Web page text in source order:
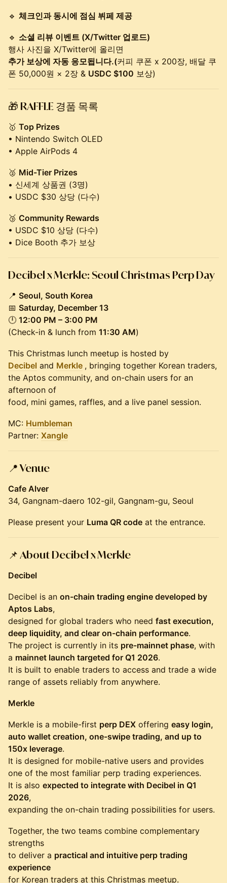
🔹 체크인과 동시에 점심 뷔페 제공
🔹 소셜 리뷰 이벤트 (X/Twitter 업로드)
행사 사진을 X/Twitter에 올리면
추가 보상에 자동 응모됩니다.(커피 쿠폰 x 200장, 배달 쿠
폰 50,000원 × 2장 & USDC $100 보상)
🎁 RAFFLE경품 목록
🥇 Top Prizes
• Nintendo Switch OLED
• Apple AirPods 4
🥈 Mid-Tier Prizes
• 신세계 상품권 (3명)
• USDC $30 상당 (다수)
🥉 Community Rewards
• USDC $10 상당 (다수)
• Dice Booth 추가 보상
Decibel x Merkle: Seoul Christmas Perp Day
📍 Seoul, South Korea
📅 Saturday, December 13
🕛 12:00 PM – 3:00 PM
(Check-in & lunch from 11:30 AM)
This Christmas lunch meetup is hosted by
Decibel and Merkle , bringing together Korean traders,
the Aptos community, and on-chain users for an
afternoon of
food, mini games, raffles, and a live panel session.
MC: Humbleman
Partner: Xangle
📍Venue
Cafe Alver
34, Gangnam-daero 102-gil, Gangnam-gu, Seoul
Please present your Luma QR code at the entrance.
📌 About Decibel x Merkle
Decibel
Decibel is an on-chain trading engine developed by
Aptos Labs,
designed for global traders who need fast execution,
deep liquidity, and clear on-chain performance.
The project is currently in its pre-mainnet phase, with
a mainnet launch targeted for Q1 2026.
It is built to enable traders to access and trade a wide
range of assets reliably from anywhere.
Merkle
Merkle is a mobile-first perp DEX offering easy login,
auto wallet creation, one-swipe trading, and up to
150x leverage.
It is designed for mobile-native users and provides
one of the most familiar perp trading experiences.
It is also expected to integrate with Decibel in Q1
2026,
expanding the on-chain trading possibilities for users.
Together, the two teams combine complementary
strengths
to deliver a practical and intuitive perp trading
experience
for Korean traders at this Christmas meetup.